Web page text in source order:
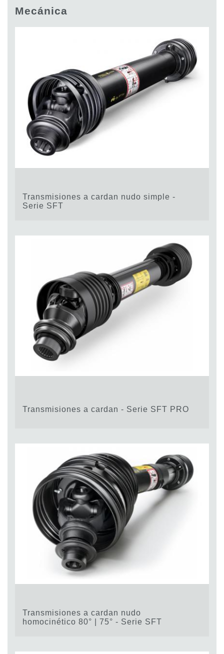
Bombas y motores de pistones axiales
Motores Orbitales Producidos Por Bondioli & Pavesi
Control
Bloques hidráulicos integrados
Valvulas de control direccional
Valvulas de cartucho
Valvulas en linea
Servomandos
Sistemas Fan Drive
Mecánica
Transmisiones a cardan nudo simple -
Serie SFT
Transmisiones a cardan - Serie SFT PRO
Transmisiones a cardan nudo
homocinético 80° | 75° - Serie SFT